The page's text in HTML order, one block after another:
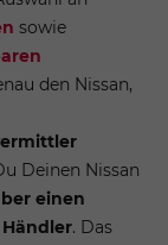
sowie
den Nissan,
Deinen Nissan
einen
. Das